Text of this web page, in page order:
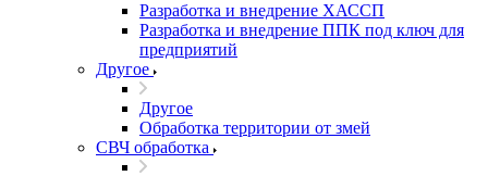
Разработка и внедрение ХАССП
Разработка и внедрение ППК под ключ для
предприятий
Другое
Другое
Обработка территории от змей
СВЧ обработка